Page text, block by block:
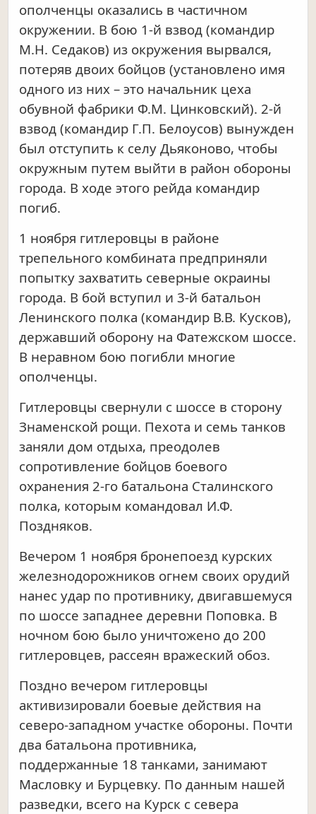
ополченцы оказались в частичном
окружении. В бою 1-й взвод (командир
М.Н. Седаков) из окружения вырвался,
потеряв двоих бойцов (установлено имя
одного из них – это начальник цеха
обувной фабрики Ф.М. Цинковский). 2-й
взвод (командир Г.П. Белоусов) вынужден
был отступить к селу Дьяконово, чтобы
окружным путем выйти в район обороны
города. В ходе этого рейда командир
погиб.
1 ноября гитлеровцы в районе
трепельного комбината предприняли
попытку захватить северные окраины
города. В бой вступил и 3-й батальон
Ленинского полка (командир В.В. Кусков),
державший оборону на Фатежском шоссе.
В неравном бою погибли многие
ополченцы.
Гитлеровцы свернули с шоссе в сторону
Знаменской рощи. Пехота и семь танков
заняли дом отдыха, преодолев
сопротивление бойцов боевого
охранения 2-го батальона Сталинского
полка, которым командовал И.Ф.
Поздняков.
Вечером 1 ноября бронепоезд курских
железнодорожников огнем своих орудий
нанес удар по противнику, двигавшемуся
по шоссе западнее деревни Поповка. В
ночном бою было уничтожено до 200
гитлеровцев, рассеян вражеский обоз.
Поздно вечером гитлеровцы
активизировали боевые действия на
северо-западном участке обороны. Почти
два батальона противника,
поддержанные 18 танками, занимают
Масловку и Бурцевку. По данным нашей
разведки, всего на Курск с севера